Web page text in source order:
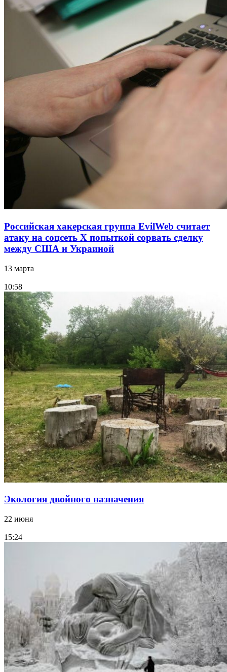
Российская хакерская группа EvilWeb считает
атаку на соцсеть Х попыткой сорвать сделку
между США и Украиной
13 марта
10:58
Экология двойного назначения
22 июня
15:24